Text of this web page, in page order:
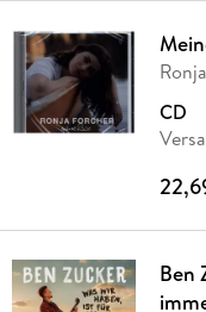
CD
Ben